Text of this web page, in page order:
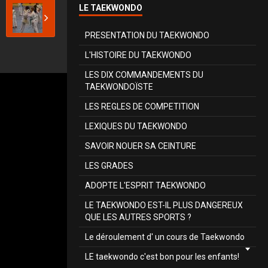
LE TAEKWONDO
PRESENTATION DU TAEKWONDO
L'HISTOIRE DU TAEKWONDO
LES DIX COMMANDEMENTS DU
TAEKWONDOÏSTE
LES REGLES DE COMPETITION
LEXIQUES DU TAEKWONDO
SAVOIR NOUER SA CEINTURE
LES GRADES
ADOPTE L'ESPRIT TAEKWONDO
LE TAEKWONDO EST-IL PLUS DANGEREUX
QUE LES AUTRES SPORTS ?
Le déroulement d' un cours de Taekwondo
LE taekwondo c'est bon pour les enfants!